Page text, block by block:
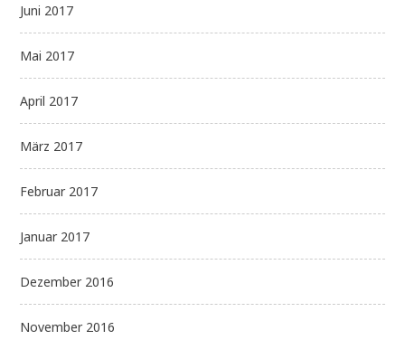
Juni 2017
Mai 2017
April 2017
März 2017
Februar 2017
Januar 2017
Dezember 2016
November 2016